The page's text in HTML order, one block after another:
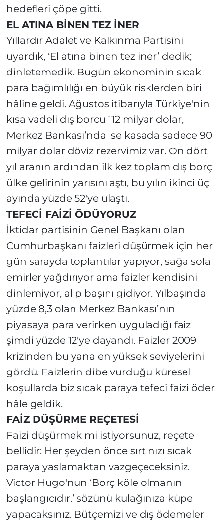
hedefleri çöpe gitti.
EL ATINA BİNEN TEZ İNER
Yıllardır Adalet ve Kalkınma Partisini
uyardık, ‘El atına binen tez iner’ dedik;
dinletemedik. Bugün ekonominin sıcak
para bağımlılığı en büyük risklerden biri
hâline geldi. Ağustos itibarıyla Türkiye'nin
kısa vadeli dış borcu 112 milyar dolar,
Merkez Bankası’nda ise kasada sadece 90
milyar dolar döviz rezervimiz var. On dört
yıl aranın ardından ilk kez toplam dış borç
ülke gelirinin yarısını aştı, bu yılın ikinci üç
ayında yüzde 52'ye ulaştı.
TEFECİ FAİZİ ÖDÜYORUZ
İktidar partisinin Genel Başkanı olan
Cumhurbaşkanı faizleri düşürmek için her
gün sarayda toplantılar yapıyor, sağa sola
emirler yağdırıyor ama faizler kendisini
dinlemiyor, alıp başını gidiyor. Yılbaşında
yüzde 8,3 olan Merkez Bankası’nın
piyasaya para verirken uyguladığı faiz
şimdi yüzde 12'ye dayandı. Faizler 2009
krizinden bu yana en yüksek seviyelerini
gördü. Faizlerin dibe vurduğu küresel
koşullarda biz sıcak paraya tefeci faizi öder
hâle geldik.
FAİZ DÜŞÜRME REÇETESİ
Faizi düşürmek mi istiyorsunuz, reçete
bellidir: Her şeyden önce sırtınızı sıcak
paraya yaslamaktan vazgeçeceksiniz.
Victor Hugo'nun ‘Borç köle olmanın
başlangıcıdır.’ sözünü kulağınıza küpe
yapacaksınız. Bütçemizi ve dış ödemeler